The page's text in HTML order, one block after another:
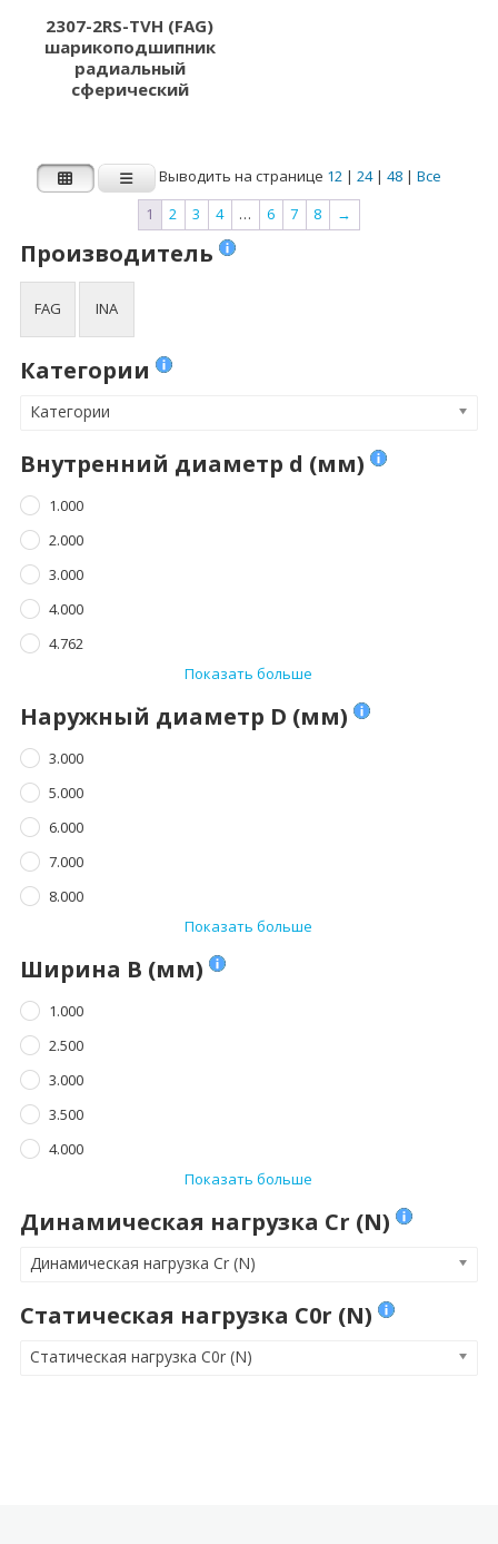
2307-2RS-TVH (FAG)
шарикоподшипник
радиальный
сферический
Выводить на странице 12| 24| 48| Все
1
2 3 4 … 6 7 8 →
Производитель
FAG INA
Категории
Категории
Внутренний диаметр d (мм)
1.000
2.000
3.000
4.000
4.762
Показать больше
Наружный диаметр D (мм)
3.000
5.000
6.000
7.000
8.000
Показать больше
Ширина B (мм)
1.000
2.500
3.000
3.500
4.000
Показать больше
Динамическая нагрузка Cr (N)
Динамическая нагрузка Cr (N)
Статическая нагрузка C0r (N)
Статическая нагрузка C0r (N)